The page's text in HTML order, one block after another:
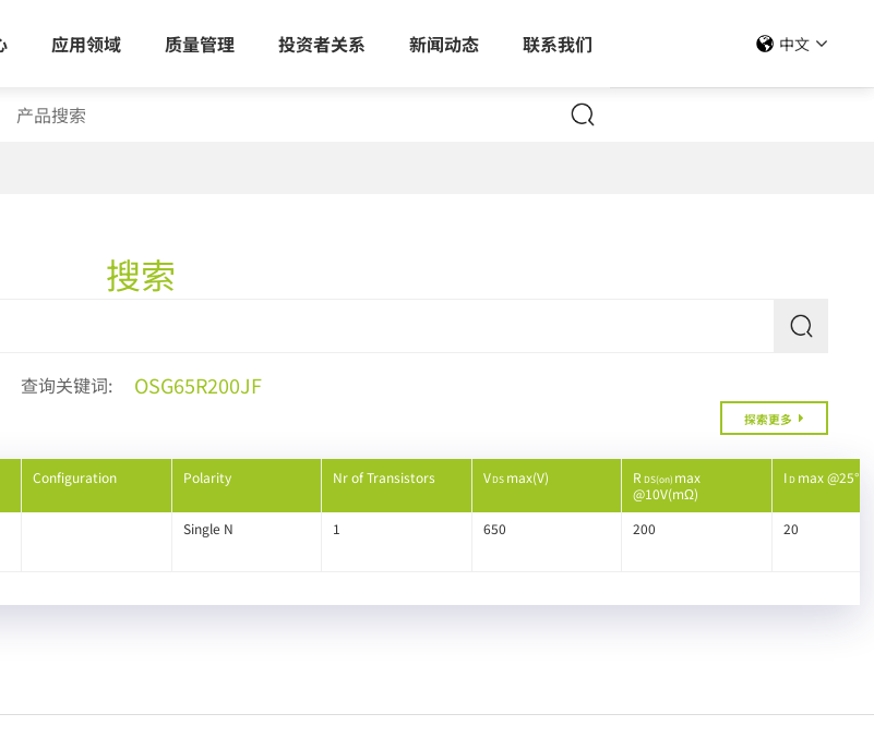
应用领域 质量管理 投资者关系 新闻动态 联系我们 中文
搜索
查询关键词: OSG65R200JF
Configuration Polarity Nr of Transistors V max(V) R
max
@10V(mΩ)
I max
Single N 1 650 200 20